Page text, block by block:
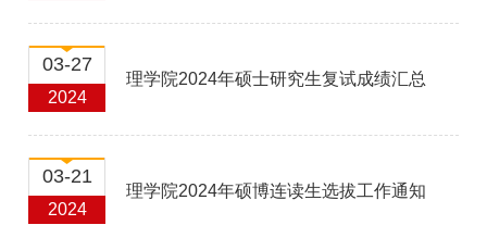
03-27
2024
理学院2024年硕士研究生复试成绩汇总
03-21
2024
理学院2024年硕博连读生选拔工作通知